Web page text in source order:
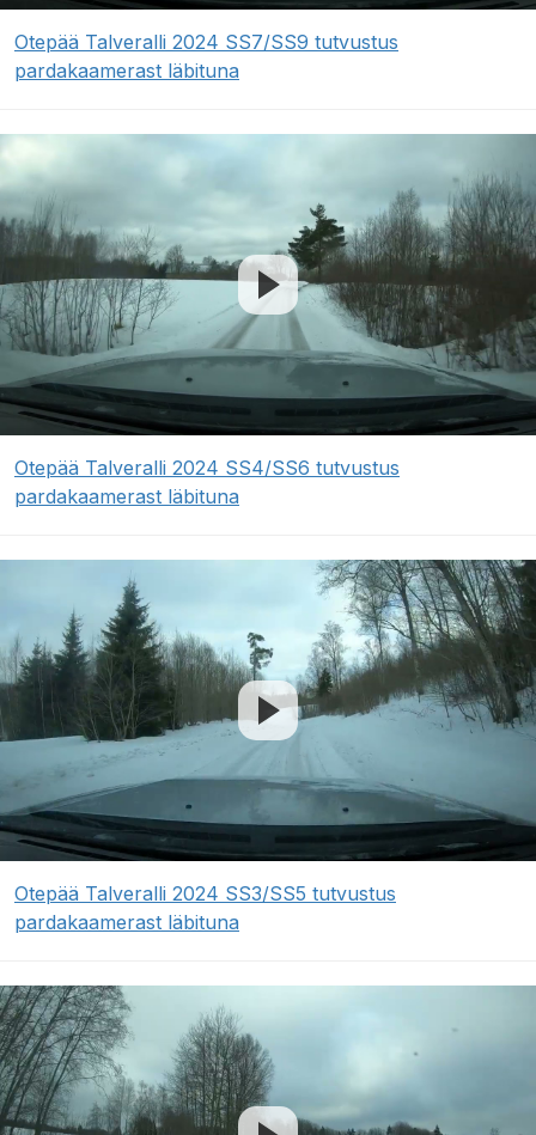
Otepää Talveralli 2024 SS7/SS9 tutvustus
pardakaamerast läbituna
Otepää Talveralli 2024 SS4/SS6 tutvustus
pardakaamerast läbituna
Otepää Talveralli 2024 SS3/SS5 tutvustus
pardakaamerast läbituna